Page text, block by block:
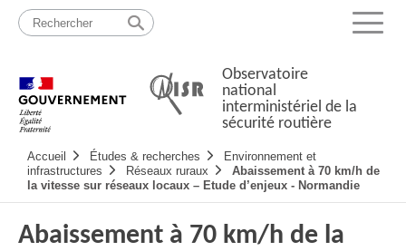
Passer
contenu
Menu
Observatoire
national
interministériel de la
sécurité routière
principale
Accueil Études & recherches
Environnement et
infrastructures
Réseaux ruraux
Abaissement à 70 km/h de
la vitesse sur réseaux locaux – Etude d’enjeux - Normandie
Abaissement à 70 km/h de la